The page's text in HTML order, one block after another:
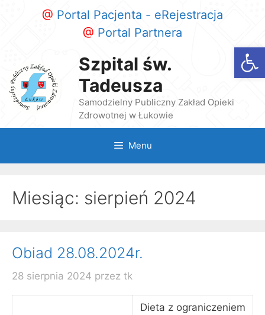
Przeskocz
@ Portal Pacjenta - eRejestracja
@ Portal Partnera
Szpital św.
Tadeusza
Samodzielny Publiczny Zakład Opieki
Zdrowotnej w Łukowie
Menu
Miesiąc: sierpień 2024
Obiad 28.08.2024r.
28 sierpnia 2024 przez tk
Dieta z ograniczeniem